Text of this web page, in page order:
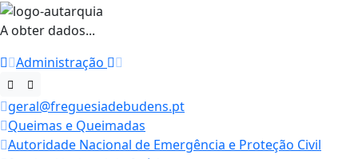
A obter dados...
Administração
geral@freguesiadebudens.pt
Queimas e Queimadas
Autoridade Nacional de Emergência e Proteção Civil